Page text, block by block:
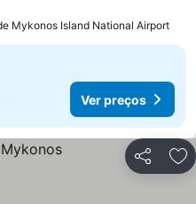
Mykonos Island National Airport
Ver preços
Partilhar